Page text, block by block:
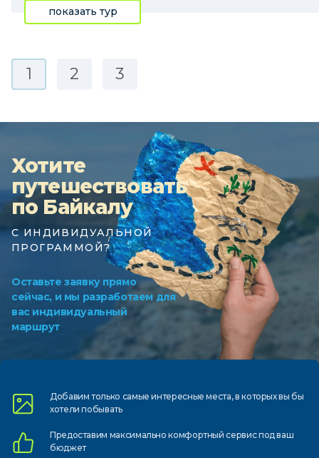
показать тур
1 2 3
Хотите
путешествовать
по Байкалу
С ИНДИВИДУАЛЬНОЙ
ПРОГРАММОЙ?
Оставьте заявку прямо
сейчас, и мы разработаем для
вас индивидуальный
маршрут
Добавим только самыеинтересные места, в которыхвы бы
хотели побывать
Предоставим максимально комфортныйсервис под ваш
бюджет